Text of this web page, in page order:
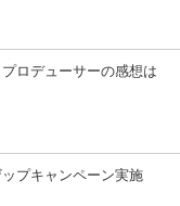
ロデューサーの感想は
ップキャンペーン実施